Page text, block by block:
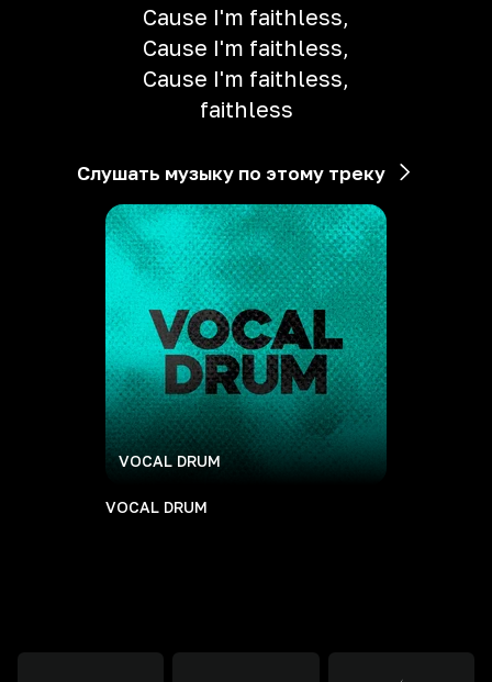
Cause I'm faithless,
Cause I'm faithless,
Cause I'm faithless,
faithless
Слушать музыку по этому треку
VOCAL DRUM
VOCAL DRUM